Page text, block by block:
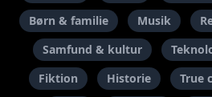
Børn & familie
Musik
Samfund & kultur
Fiktion
Historie True